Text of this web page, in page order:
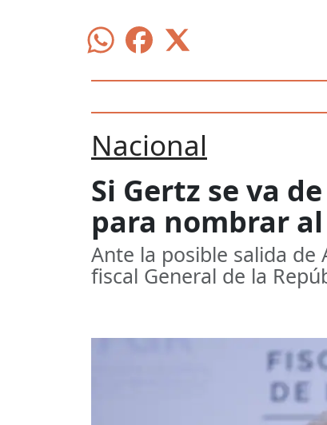
Nacional
Si Gertz se va
para nombrar
Ante la posible salida de
fiscal General de la